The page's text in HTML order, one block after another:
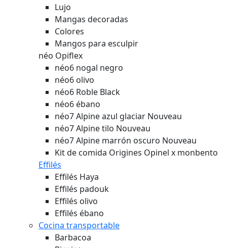
Lujo
Mangas decoradas
Colores
Mangos para esculpir
néo Opiflex
néo6 nogal negro
néo6 olivo
néo6 Roble Black
néo6 ébano
néo7 Alpine azul glaciar Nouveau
néo7 Alpine tilo Nouveau
néo7 Alpine marrón oscuro Nouveau
Kit de comida Origines Opinel x monbento
Effilés
Effilés Haya
Effilés padouk
Effilés olivo
Effilés ébano
Cocina transportable
Barbacoa